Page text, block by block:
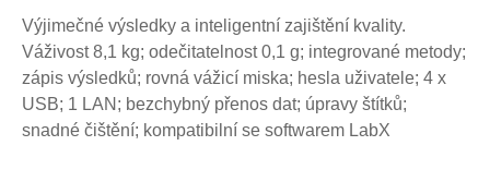
Výjimečné výsledky a inteligentní zajištění kvality.
Váživost 8,1 kg; odečitatelnost 0,1 g; integrované metody;
zápis výsledků; rovná vážicí miska; hesla uživatele; 4 x
USB; 1 LAN; bezchybný přenos dat; úpravy štítků;
snadné čištění; kompatibilní se softwarem LabX